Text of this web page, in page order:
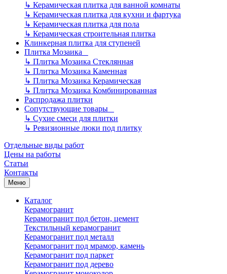
↳ Керамическая плитка для ванной комнаты
↳ Керамическая плитка для кухни и фартука
↳ Керамическая плитка для пола
↳ Керамическая строительная плитка
Клинкерная плитка для ступеней
Плитка Мозаика
↳ Плитка Мозаика Стеклянная
↳ Плитка Мозаика Каменная
↳ Плитка Мозаика Керамическая
↳ Плитка Мозаика Комбинированная
Распродажа плитки
Сопутствующие товары
↳ Сухие смеси для плитки
↳ Ревизионные люки под плитку
Отдельные виды работ
Цены на работы
Статьи
Контакты
Меню
Каталог
Керамогранит
Керамогранит под бетон, цемент
Текстильный керамогранит
Керамогранит под металл
Керамогранит под мрамор, камень
Керамогранит под паркет
Керамогранит под дерево